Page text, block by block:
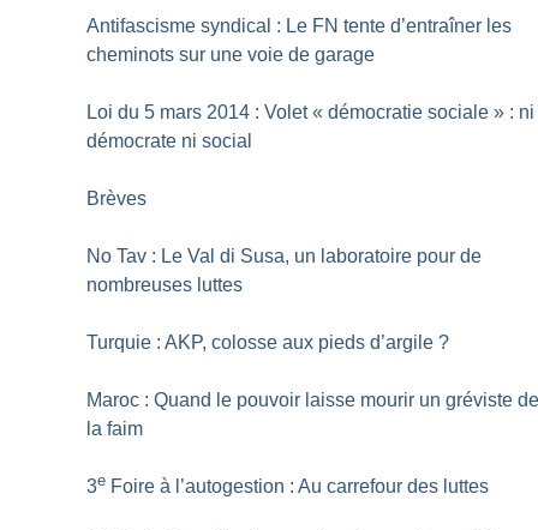
Antifascisme syndical : Le FN tente d’entraîner les
cheminots sur une voie de garage
Loi du 5 mars 2014 : Volet « démocratie sociale » : ni
démocrate ni social
Brèves
No Tav : Le Val di Susa, un laboratoire pour de
nombreuses luttes
Turquie : AKP, colosse aux pieds d’argile ?
Maroc : Quand le pouvoir laisse mourir un gréviste
la faim
3e Foire à l’autogestion : Au carrefour des luttes